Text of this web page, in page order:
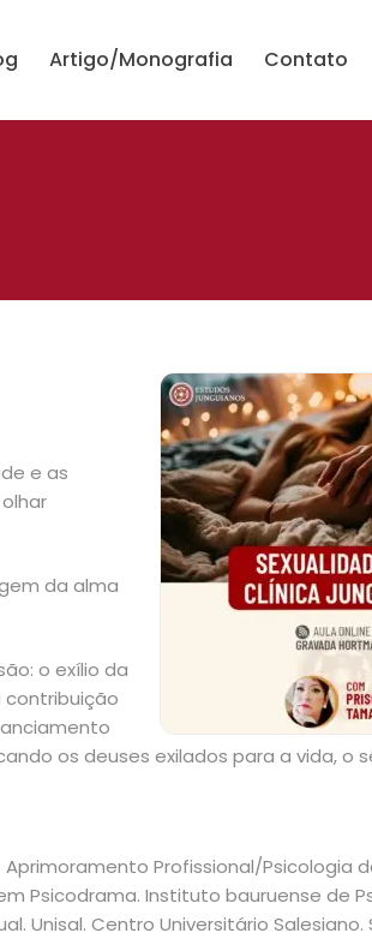
Artigo/Monografia Contato
e as
da alma
o exílio da
os deuses exilados para a vida, o
Profissional/Psicologia
Psicodrama. Instituto bauruense de
Unisal. Centro Universitário Salesiano.